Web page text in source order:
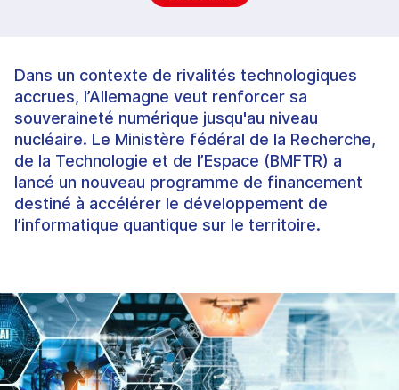
Dans un contexte de rivalités technologiques
accrues, l’Allemagne veut renforcer sa
souveraineté numérique jusqu'au niveau
nucléaire. Le Ministère fédéral de la Recherche,
de la Technologie et de l’Espace (BMFTR) a
lancé un nouveau programme de financement
destiné à accélérer le développement de
l’informatique quantique sur le territoire.